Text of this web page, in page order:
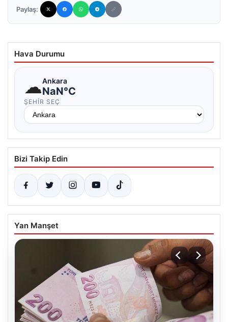
Paylaş:
Hava Durumu
☁Ankara
NaN°C
ŞEHIR SEÇ
Bizi Takip Edin
Yan Manşet